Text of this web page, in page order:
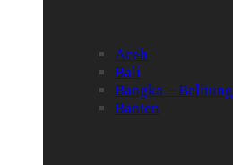
Aceh
Bali
Bangka – Belitung
Banten